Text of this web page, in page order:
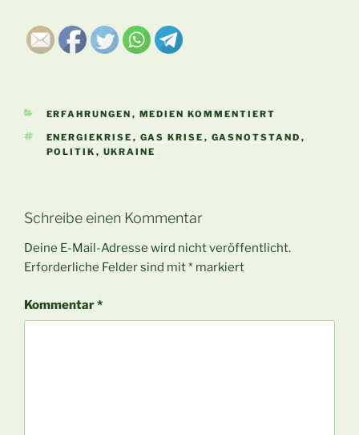
KATEGORIEN
ERFAHRUNGEN , MEDIEN KOMMENTIERT
SCHLAGWÖRTER
ENERGIEKRISE , GAS KRISE , GASNOTSTAND ,
POLITIK , UKRAINE
Schreibe einen Kommentar
Deine E-Mail-Adresse wird nicht veröffentlicht.
Erforderliche Felder sind mit* markiert
Kommentar*